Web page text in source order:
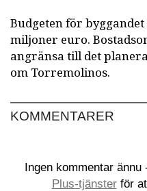
Budgeten för
miljoner euro.
angränsa till det
om Torremolinos.
KOMMENTARER
Ingen kommentar ännu
Plus-tjänsterför